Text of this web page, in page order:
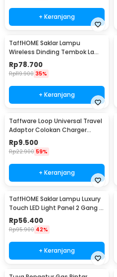
+ Keranjang
TaffHOME Saklar Lampu
Wireless Dinding Tembok Lamp
Switch RF 433MHz 2 Gang 2
Receiver - WHK01
Rp78.700
Rp119.900 35%
+ Keranjang
Taffware Loop Universal Travel
Adaptor Colokan Charger
Adapter 2500W - N16
Rp9.500
Rp22.900 59%
+ Keranjang
TaffHOME Saklar Lampu Luxury
Touch LED Light Panel 2 Gang -
AO-001
Rp56.400
Rp95.900 42%
+ Keranjang